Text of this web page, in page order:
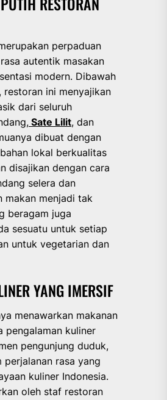
perpaduan
autentik masakan
modern. Dibawah
ini menyajikan
dari seluruh
Sate Lilit, dan
dibuat dengan
lokal berkualitas
disajikan dengan cara
selera dan
makan menjadi tak
beragam juga
sesuatu untuk setiap
untuk vegetarian dan
YANG IMERSIF
menawarkan makanan
pengalaman kuliner
pengunjung duduk,
rasa yang
kuliner Indonesia.
oleh staf restoran